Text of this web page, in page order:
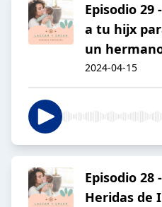
Episodio 29
a tu hijx
un
2024-04-15
Episodio
Heridas de